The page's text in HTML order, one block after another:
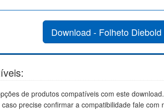
Download - Folheto
de produtos compatíveis com este
precise confirmar a compatibilidade fale com